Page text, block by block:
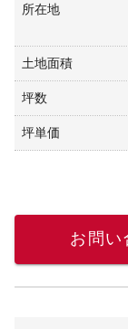
所在地
土地面積
坪数
坪単価
お問い